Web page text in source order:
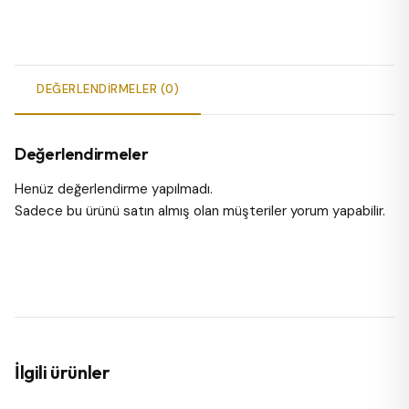
DEĞERLENDIRMELER (0)
Değerlendirmeler
Henüz değerlendirme yapılmadı.
Sadece bu ürünü satın almış olan müşteriler yorum yapabilir.
İlgili ürünler